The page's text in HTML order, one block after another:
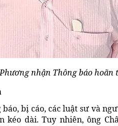
nhận Thông báo hoãn
báo, bị cáo, các luật sư và
dài. Tuy nhiên, ông